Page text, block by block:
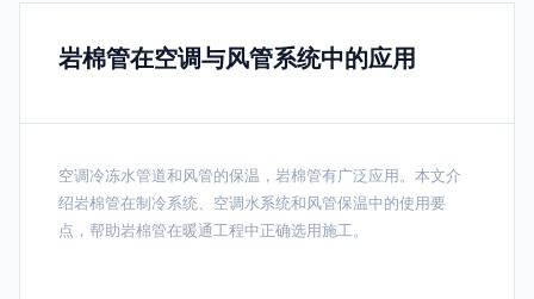
岩棉管在空调与风管系统中的应用
空调冷冻水管道和风管的保温，岩棉管有广泛应用。本文介
绍岩棉管在制冷系统、空调水系统和风管保温中的使用要
点，帮助岩棉管在暖通工程中正确选用施工。